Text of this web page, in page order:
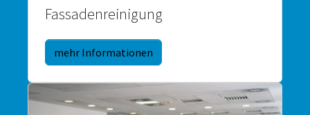
Fassadenreinigung
mehr Informationen